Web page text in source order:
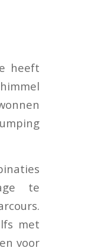
heeft
te
met
voor